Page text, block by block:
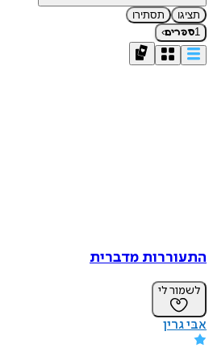
תציגו
תסתירו
1ספרים›
התעוררות מדברית
לשמור לי
אבּי גרין